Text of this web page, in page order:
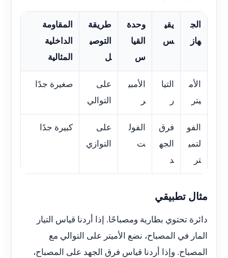
الج
هاز
يقي
س
وحدة
القيا
س
طريقة
التوصي
ل
المقاومة
الداخلية
المثالية
الأم
يتر
التيا
ر
الأمبي
ر
على
التوالي
صغيرة جدًا
الفو
لتمي
تر
فرق
الجه
د
الفول
ت
على
التوازي
كبيرة جدًا
مثال تطبيقي
دائرة تحتوي بطارية ومصباحًا. إذا أردنا قياس التيار
المار في المصباح، نضع الأميتر على التوالي مع
المصباح. وإذا أردنا قياس فرق الجهد على المصباح،